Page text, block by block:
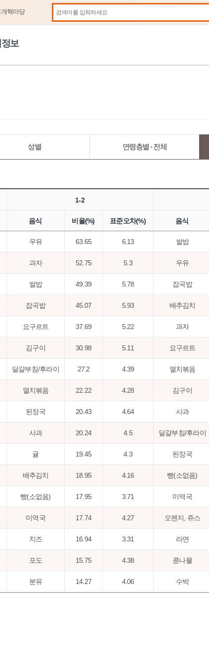
혁마당
보
성별 연령층별 - 전체
1-2
음식 비율(%) 표준오차(%) 음식
우유 63.65 6.13 쌀밥
과자 52.75 5.3 우유
쌀밥 49.39 5.78 잡곡밥
잡곡밥 45.07 5.93 배추김치
요구르트 37.69 5.22 과자
김구이 30.98 5.11 요구르트
달걀부침/후라이 27.2 4.39 멸치볶음
멸치볶음 22.22 4.28 김구이
된장국 20.43 4.64 사과
사과 20.24 4.5 달걀부침/후라이
귤 19.45 4.3 된장국
배추김치 18.95 4.16 빵(소없음)
빵(소없음) 17.95 3.71 미역국
미역국 17.74 4.27 오렌지, 쥬스
치즈 16.94 3.31 라면
포도 15.75 4.38 콩나물
분유 14.27 4.06 수박